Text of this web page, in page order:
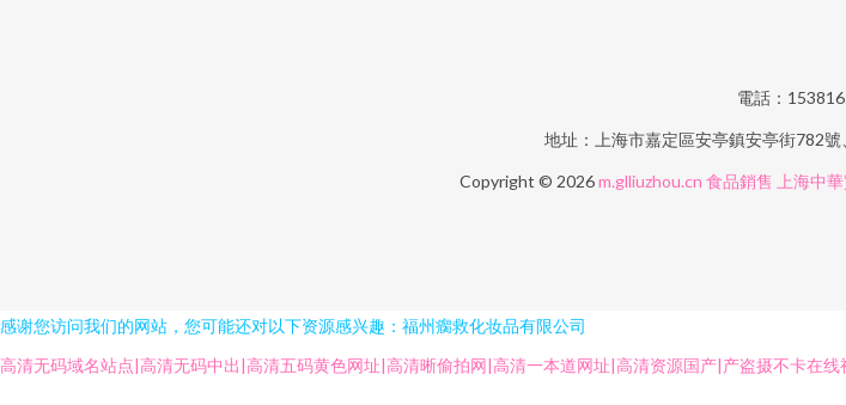
電話：
地址：上海市嘉定區安亭鎮安亭街782
Copyright © 2026m.glliuzhou.cn 食品銷售 上海中
感谢您访问我们的网站，您可能还对以下资源感兴趣：福州瘸救化妆品有限公司
高清无码域名站点|高清无码中出|高清五码黄色网址|高清晰偷拍网|高清一本道网址|高清资源国产|产盗摄不卡在